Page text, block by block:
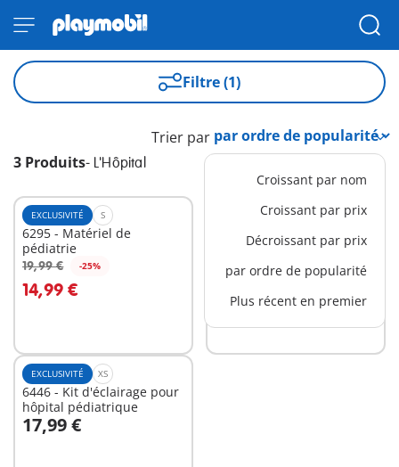
Filtre (1)
3 Produits- L'Hôpital
Trier par
Croissant par nom
Croissant par prix
Décroissant par prix
par ordre de popularité
Plus récent en premier
EXCLUSIVITÉ S
6295 - Matériel de
pédiatrie
19,99 € -25%
14,99 €
Au panier
71203 - Hélicoptère de
secours
53,99 €
Au panier
EXCLUSIVITÉ XS
6446 - Kit d'éclairage pour
hôpital pédiatrique
17,99 €
Au panier